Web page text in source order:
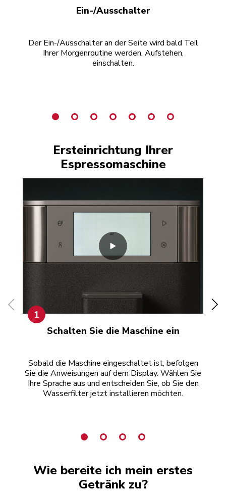
Ein-/Ausschalter
Der Ein-/Ausschalter an der Seite wird bald Teil
Ihrer Morgenroutine werden. Aufstehen,
einschalten.
Ersteinrichtung Ihrer
Espressomaschine
1
Schalten Sie die Maschine ein
Sobald die Maschine eingeschaltet ist, befolgen
Sie die Anweisungen auf dem Display. Wählen Sie
Ihre Sprache aus und entscheiden Sie, ob Sie den
Wasserfilter jetzt installieren möchten.
Wie bereite ich mein erstes
Getränk zu?